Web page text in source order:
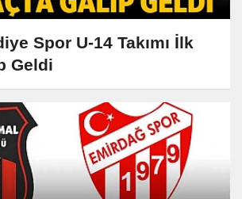
Spor U-14 Takımı İlk
Geldi